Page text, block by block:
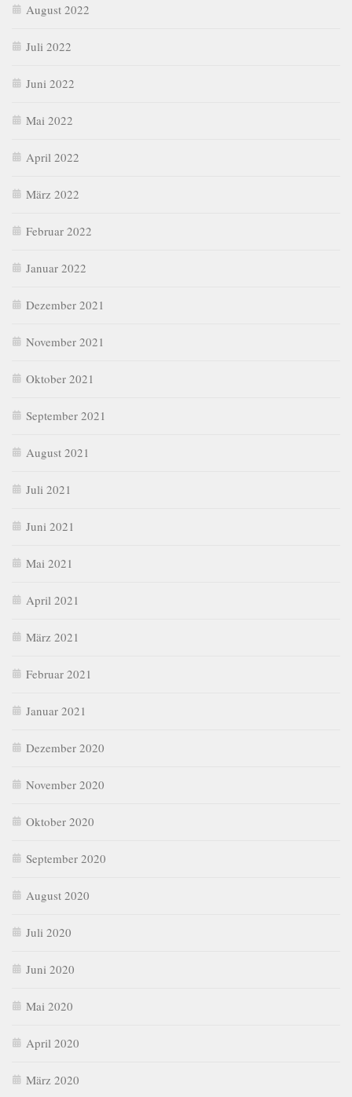
August 2022
Juli 2022
Juni 2022
Mai 2022
April 2022
März 2022
Februar 2022
Januar 2022
Dezember 2021
November 2021
Oktober 2021
September 2021
August 2021
Juli 2021
Juni 2021
Mai 2021
April 2021
März 2021
Februar 2021
Januar 2021
Dezember 2020
November 2020
Oktober 2020
September 2020
August 2020
Juli 2020
Juni 2020
Mai 2020
April 2020
März 2020